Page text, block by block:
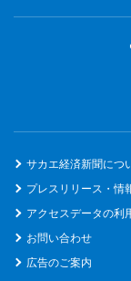
サカエ経済新聞につ
プレスリリース・情
アクセスデータの利
お問い合わせ
広告のご案内